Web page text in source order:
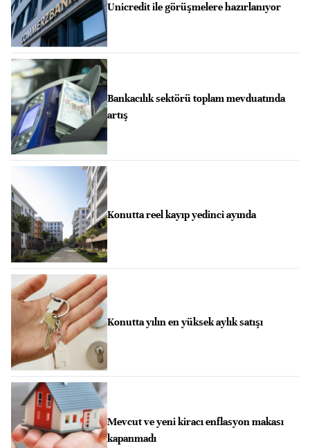
Unicredit ile görüşmelere hazırlanıyor
Bankacılık sektörü toplam mevduatında
artış
Konutta reel kayıp yedinci ayında
Konutta yılın en yüksek aylık satışı
Mevcut ve yeni kiracı enflasyon makası
kapanmadı